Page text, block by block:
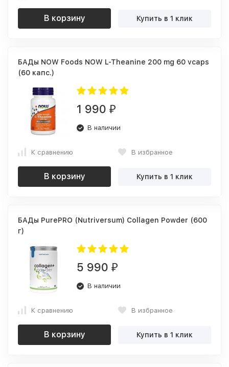
В корзину Купить в 1 клик
БАДы NOW Foods NOW L-Theanine 200 mg 60 vcaps
(60 капс.)
1 990 ₽
В наличии
К сравнению В избранное
В корзину Купить в 1 клик
БАДы PurePRO (Nutriversum) Collagen Powder (600
г)
5 990 ₽
В наличии
К сравнению В избранное
В корзину Купить в 1 клик